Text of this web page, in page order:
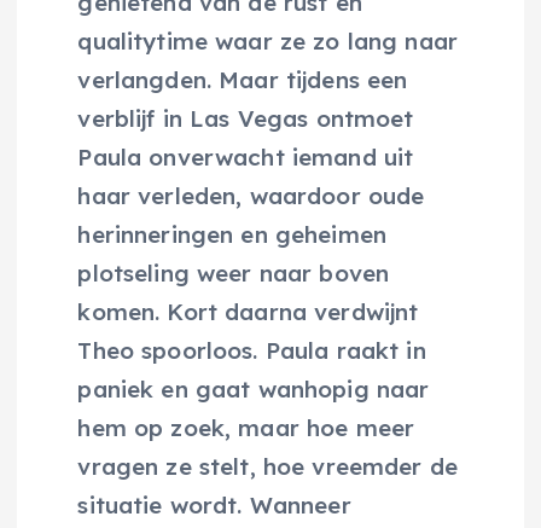
qualitytime waar ze zo lang naar
verlangden. Maar tijdens een
verblijf in Las Vegas ontmoet
Paula onverwacht iemand uit
haar verleden, waardoor oude
herinneringen en geheimen
plotseling weer naar boven
komen. Kort daarna verdwijnt
Theo spoorloos. Paula raakt in
paniek en gaat wanhopig naar
hem op zoek, maar hoe meer
vragen ze stelt, hoe vreemder de
situatie wordt. Wanneer